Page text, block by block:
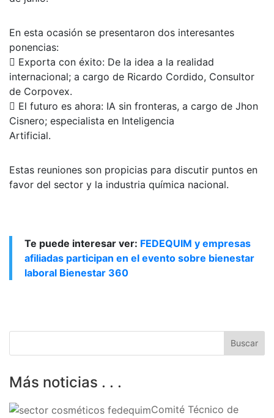
En esta ocasión se presentaron dos interesantes
ponencias:
 Exporta con éxito: De la idea a la realidad
internacional; a cargo de Ricardo Cordido, Consultor
de Corpovex.
 El futuro es ahora: IA sin fronteras, a cargo de Jhon
Cisnero; especialista en Inteligencia
Artificial.
Estas reuniones son propicias para discutir puntos en
favor del sector y la industria química nacional.
Te puede interesar ver: FEDEQUIM y empresas
afiliadas participan en el evento sobre bienestar
laboral Bienestar 360
Más noticias . . .
Comité Técnico de